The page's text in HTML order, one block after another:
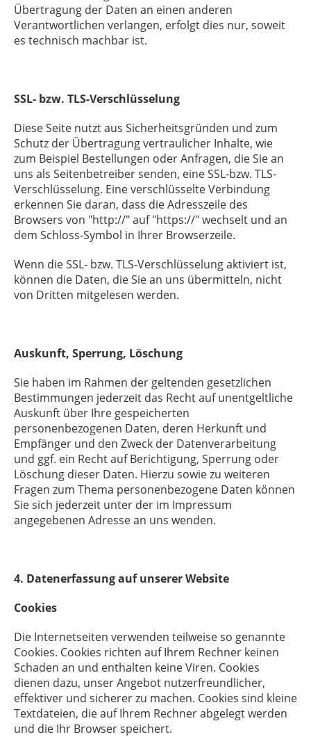
Übertragung der Daten an einen anderen
Verantwortlichen verlangen, erfolgt dies nur, soweit
es technisch machbar ist.
SSL- bzw. TLS-Verschlüsselung
Diese Seite nutzt aus Sicherheitsgründen und zum
Schutz der Übertragung vertraulicher Inhalte, wie
zum Beispiel Bestellungen oder Anfragen, die Sie an
uns als Seitenbetreiber senden, eine SSL-bzw. TLS-
Verschlüsselung. Eine verschlüsselte Verbindung
erkennen Sie daran, dass die Adresszeile des
Browsers von "http://" auf "https://" wechselt und an
dem Schloss-Symbol in Ihrer Browserzeile.
Wenn die SSL- bzw. TLS-Verschlüsselung aktiviert ist,
können die Daten, die Sie an uns übermitteln, nicht
von Dritten mitgelesen werden.
Auskunft, Sperrung, Löschung
Sie haben im Rahmen der geltenden gesetzlichen
Bestimmungen jederzeit das Recht auf unentgeltliche
Auskunft über Ihre gespeicherten
personenbezogenen Daten, deren Herkunft und
Empfänger und den Zweck der Datenverarbeitung
und ggf. ein Recht auf Berichtigung, Sperrung oder
Löschung dieser Daten. Hierzu sowie zu weiteren
Fragen zum Thema personenbezogene Daten können
Sie sich jederzeit unter der im Impressum
angegebenen Adresse an uns wenden.
4. Datenerfassung auf unserer Website
Cookies
Die Internetseiten verwenden teilweise so genannte
Cookies. Cookies richten auf Ihrem Rechner keinen
Schaden an und enthalten keine Viren. Cookies
dienen dazu, unser Angebot nutzerfreundlicher,
effektiver und sicherer zu machen. Cookies sind kleine
Textdateien, die auf Ihrem Rechner abgelegt werden
und die Ihr Browser speichert.